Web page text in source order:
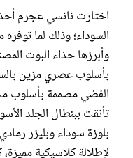
اختارت نانسي عجرم
السوداء؛ وذلك لما
وأبرزها حذاء البوت
بأسلوب عصري مزين
الفضي مصممة بأسلوب
تأنقت ببنطال الجلد
بلوزة سوداء وبليزر
لإطلالة كلاسيكية